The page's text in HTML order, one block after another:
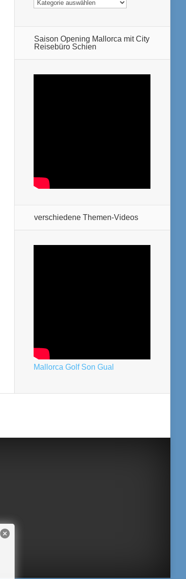
Saison Opening Mallorca mit City
Reisebüro Schien
verschiedene Themen-Videos
Mallorca Golf Son Gual